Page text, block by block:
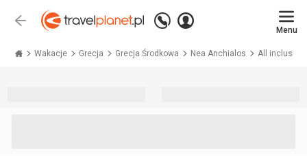
Wstecz
Zadzwoń
+48 71 771 76 55
Zaloguj
Menu
Wakacje Grecja Grecja Środkowa Nea Anchialos All inclusive